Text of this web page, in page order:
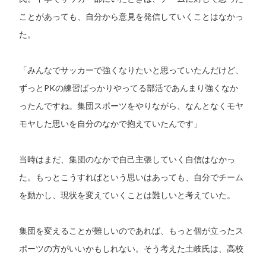
ことがあっても、自分から意見を発信していくことはなかっ
た。
「みんなでサッカーで強くなりたいと思っていたんだけど、
ずっとPKの練習ばっかりやってる部活であんまり強くなか
ったんですね。集団スポーツをやりながら、なんとなくモヤ
モヤした思いを自分のなかで抱えていたんです」
当時はまだ、集団のなかで自己主張していく自信はなかっ
た。もっとこうすればという思いはあっても、自分でチーム
を動かし、現状を変えていくことは難しいと考えていた。
集団を変えることが難しいのであれば、もっと個が立ったス
ポーツの方がいいかもしれない。そう考えた土岐氏は、高校